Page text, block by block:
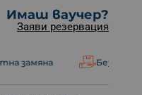
Имаш ваучер?
Заяви резервация
Безплатна доставка